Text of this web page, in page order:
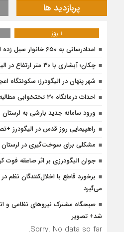
پربازدید ها
1 روز
امدادرسانی به ۶۵۰ خانوار سیل زده الیگودرزی انجام شده است
چکان؛ آبشاری با ۳۰ متر ارتفاع در الیگودرز
شهر پنهان در الیگودرز؛ سکونتگاه
احداث درمانگاه ۳۰ تختخوابی مطالبه اصلی مردم الیگودرز است
ورود سامانه جدید بارشی به لرستان
راهپیمایی روز قدس در الیگودرز
مشکلی برای سوخت‌گیری در لرستان
جوان الیگودرزی بر اثر صاعقه فوت
برخورد قاطع با اخلال‌کنندگان نظم
می‌گیرد
صبحگاه مشترک نیروهای نظامی و
شد+ تصویر
Sorry. No data so far.